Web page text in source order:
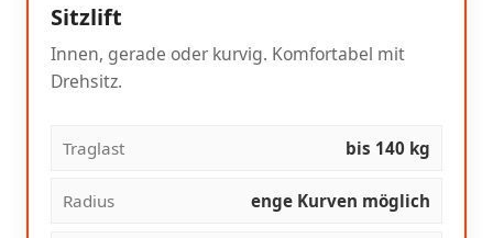
Sitzlift
Innen, gerade oder kurvig. Komfortabel mit
Drehsitz.
Traglast bis 140 kg
Radius enge Kurven möglich